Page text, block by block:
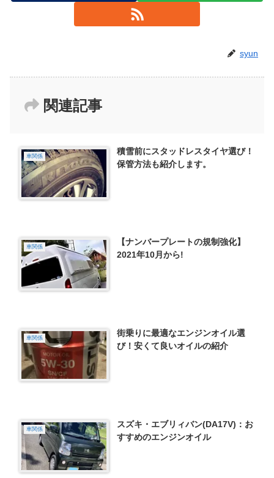
syun
関連記事
車関係
積雪前にスタッドレスタイヤ選び！
保管方法も紹介します。
車関係
【ナンバープレートの規制強化】
2021年10月から!
車関係
街乗りに最適なエンジンオイル選
び！安くて良いオイルの紹介
車関係
スズキ・エブリィバン(DA17V)：お
すすめのエンジンオイル